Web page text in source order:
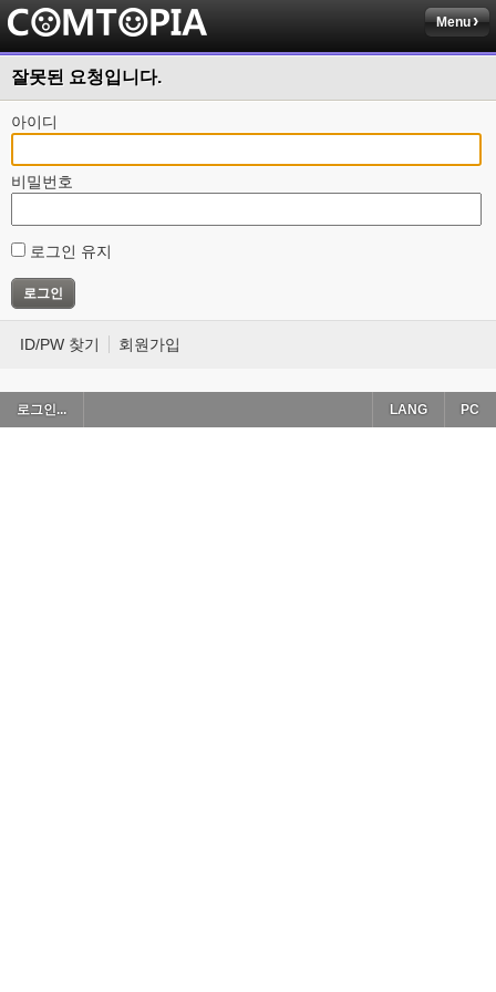
Menu
잘못된 요청입니다.
아이디
비밀번호
로그인 유지
ID/PW 찾기 회원가입
로그인... PC
LANG